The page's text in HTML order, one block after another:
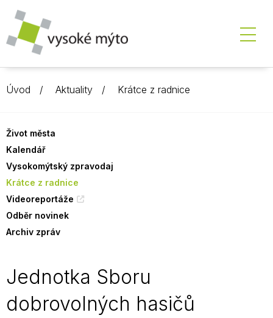
Úvod Aktuality Krátce z radnice
Život města
Kalendář
Vysokomýtský zpravodaj
Krátce z radnice
Videoreportáže
Odběr novinek
Archiv zpráv
Jednotka Sboru
dobrovolných hasičů